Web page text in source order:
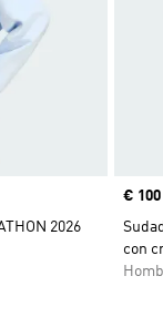
2026
Precio
€ 100
con